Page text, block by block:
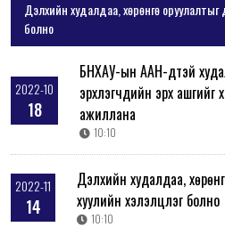
Дэлхийн худалдаа, хөрөнгө оруулалтыг
болно
2022-10
18
БНХАУ-ын ААН-үүдтэй
эрхлэгчдийн эрх ашгийг
ажиллана
10:10
2022-11
14
Дэлхийн худалдаа,
хуулийн хэлэлцүүлэг болно
10:10